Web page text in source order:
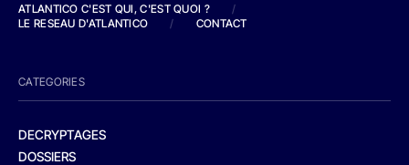
ATLANTICO C'EST QUI, C'EST QUOI ?
/
LE RESEAU D'ATLANTICO
/ CONTACT
CATEGORIES
DECRYPTAGES
DOSSIERS